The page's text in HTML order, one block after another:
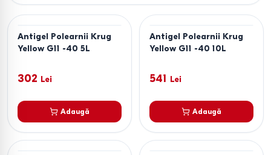
Antigel Polearnii Krug
Yellow G11 -40 5L
302 Lei
Adaugă
Antigel Polearnii Krug
Yellow G11 -40 10L
541 Lei
Adaugă